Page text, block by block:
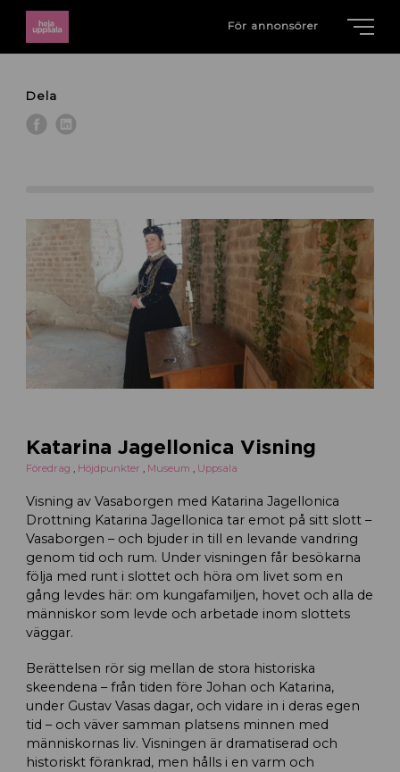
För annonsörer
Dela
Katarina Jagellonica Visning
Föredrag , Höjdpunkter , Museum , Uppsala
Visning av Vasaborgen med Katarina Jagellonica
Drottning Katarina Jagellonica tar emot på sitt slott –
Vasaborgen – och bjuder in till en levande vandring
genom tid och rum. Under visningen får besökarna
följa med runt i slottet och höra om livet som en
gång levdes här: om kungafamiljen, hovet och alla de
människor som levde och arbetade inom slottets
väggar.
Berättelsen rör sig mellan de stora historiska
skeendena – från tiden före Johan och Katarina,
under Gustav Vasas dagar, och vidare in i deras egen
tid – och väver samman platsens minnen med
människornas liv. Visningen är dramatiserad och
historiskt förankrad, men hålls i en varm och